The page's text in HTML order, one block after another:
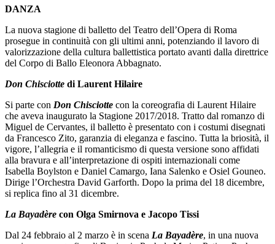
DANZA
La nuova stagione di balletto del Teatro dell’Opera di Roma
prosegue in continuità con gli ultimi anni, potenziando il lavoro di
valorizzazione della cultura ballettistica portato avanti dalla direttrice
del Corpo di Ballo Eleonora Abbagnato.
Don Chisciotte di Laurent Hilaire
Si parte con Don Chisciotte con la coreografia di Laurent Hilaire
che aveva inaugurato la Stagione 2017/2018. Tratto dal romanzo di
Miguel de Cervantes, il balletto è presentato con i costumi disegnati
da Francesco Zito, garanzia di eleganza e fascino. Tutta la briosità, il
vigore, l’allegria e il romanticismo di questa versione sono affidati
alla bravura e all’interpretazione di ospiti internazionali come
Isabella Boylston e Daniel Camargo, Iana Salenko e Osiel Gouneo.
Dirige l’Orchestra David Garforth. Dopo la prima del 18 dicembre,
si replica fino al 31 dicembre.
La Bayadère con Olga Smirnova e Jacopo Tissi
Dal 24 febbraio al 2 marzo è in scena La Bayadère, in una nuova